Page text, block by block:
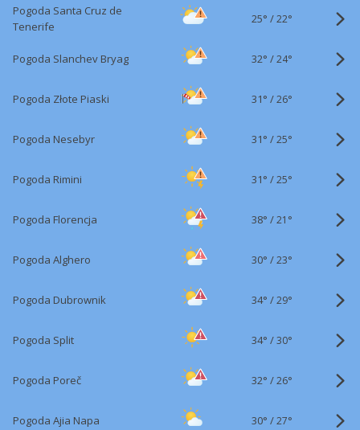
Pogoda Santa Cruz de
Tenerife
25° /22°
Pogoda Slanchev Bryag 32° /24°
Pogoda Złote Piaski 31° /26°
Pogoda Nesebyr 31° /25°
Pogoda Rimini 31° /25°
Pogoda Florencja 38° /21°
Pogoda Alghero 30° /23°
Pogoda Dubrownik 34° /29°
Pogoda Split 34° /30°
Pogoda Poreč 32° /26°
Pogoda Ajia Napa 30° /27°